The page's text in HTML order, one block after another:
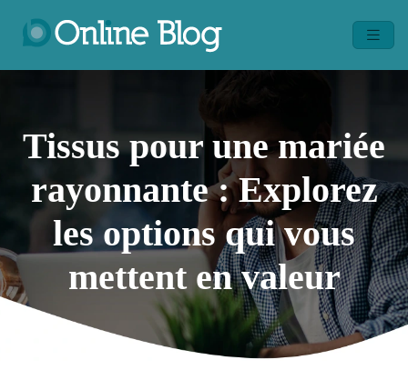
Tissus pour une mariée
rayonnante : Explorez
les options qui vous
mettent en valeur